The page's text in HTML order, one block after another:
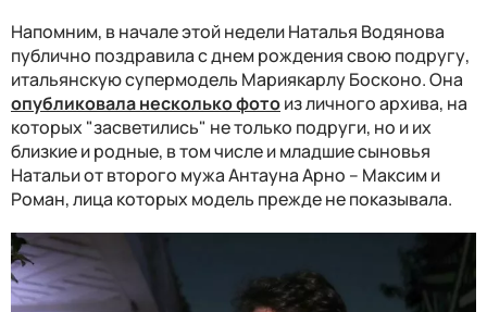
Напомним, в начале этой недели Наталья Водянова
публично поздравила с днем рождения свою подругу,
итальянскую супермодель Мариякарлу Босконо. Она
опубликовала несколько фотоиз личного архива, на
которых "засветились" не только подруги, но и их
близкие и родные, в том числе и младшие сыновья
Натальи от второго мужа Антауна Арно – Максим и
Роман, лица которых модель прежде не показывала.